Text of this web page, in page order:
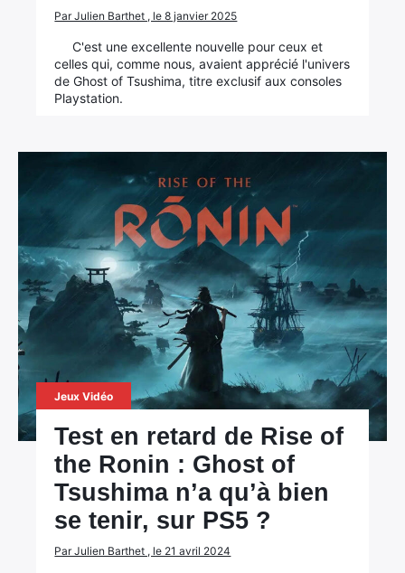
Par Julien Barthet , le 8 janvier 2025
C'est une excellente nouvelle pour ceux et
celles qui, comme nous, avaient apprécié l'univers
de Ghost of Tsushima, titre exclusif aux consoles
Playstation.
Jeux Vidéo
Test en retard de Rise of
the Ronin : Ghost of
Tsushima n’a qu’à bien
se tenir, sur PS5 ?
Par Julien Barthet , le 21 avril 2024